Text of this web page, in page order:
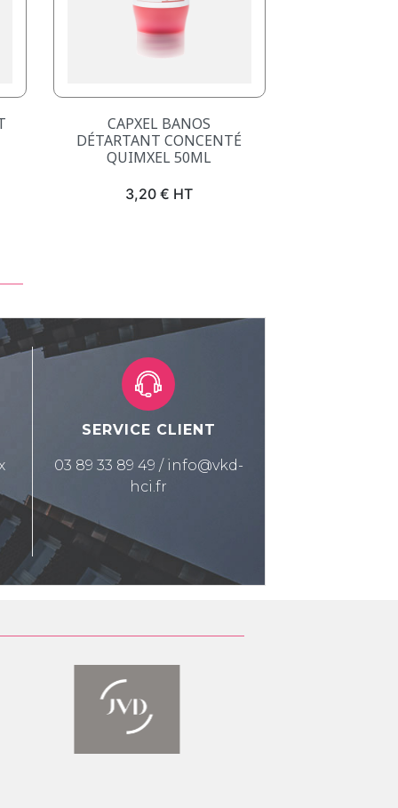
 Aperçu rapide
CAPXEL BANOS
DÉTARTANT CONCENTÉ
QUIMXEL 50ML
Prix
3,20 € HT
SERVICE CLIENT
03 89 33 89 49 / info@vkd-
hci.fr